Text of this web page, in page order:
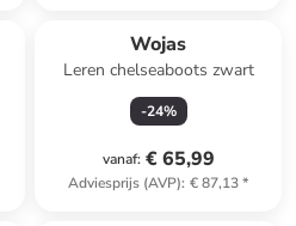
Wojas
Leren chelseaboots zwart
-24%
vanaf: € 65,99
Adviesprijs (AVP): € 87,13*